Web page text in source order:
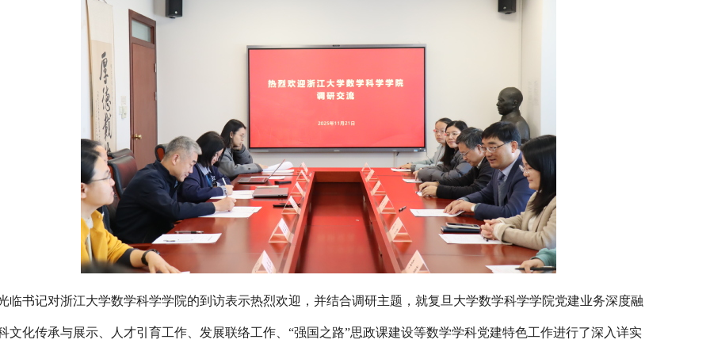
临书记对浙江大学数学科学学院的到访表示热烈欢迎，并结合调研主题，就复旦大学数学科学学院党建业务深度融
文化传承与展示、人才引育工作、发展联络工作、 “强国之路”思政课建设等数学学科党建特色工作进行了深入详实